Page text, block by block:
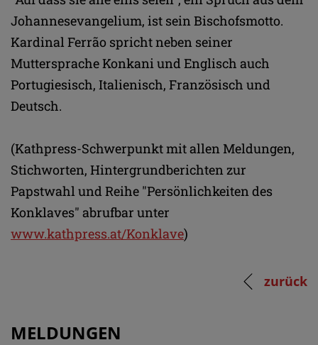
Johannesevangelium, ist sein Bischofsmotto.
Kardinal Ferrão spricht neben seiner
Muttersprache Konkani und Englisch auch
Portugiesisch, Italienisch, Französisch und
Deutsch.
(Kathpress-Schwerpunkt mit allen Meldungen,
Stichworten, Hintergrundberichten zur
Papstwahl und Reihe "Persönlichkeiten des
Konklaves" abrufbar unter
www.kathpress.at/Konklave)
zurück
MELDUNGEN